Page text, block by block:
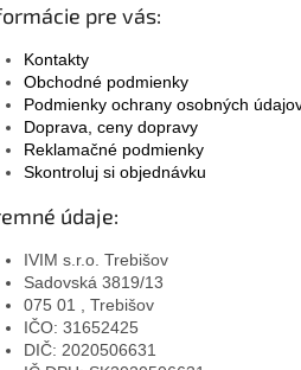
pre vás:
Kontakty
Obchodné podmienky
Podmienky ochrany osobných
Doprava, ceny dopravy
Reklamačné podmienky
Skontroluj si objednávku
údaje:
IVIM s.r.o. Trebišov
Sadovská 3819/13
075 01 , Trebišov
IČO: 31652425
DIČ: 2020506631